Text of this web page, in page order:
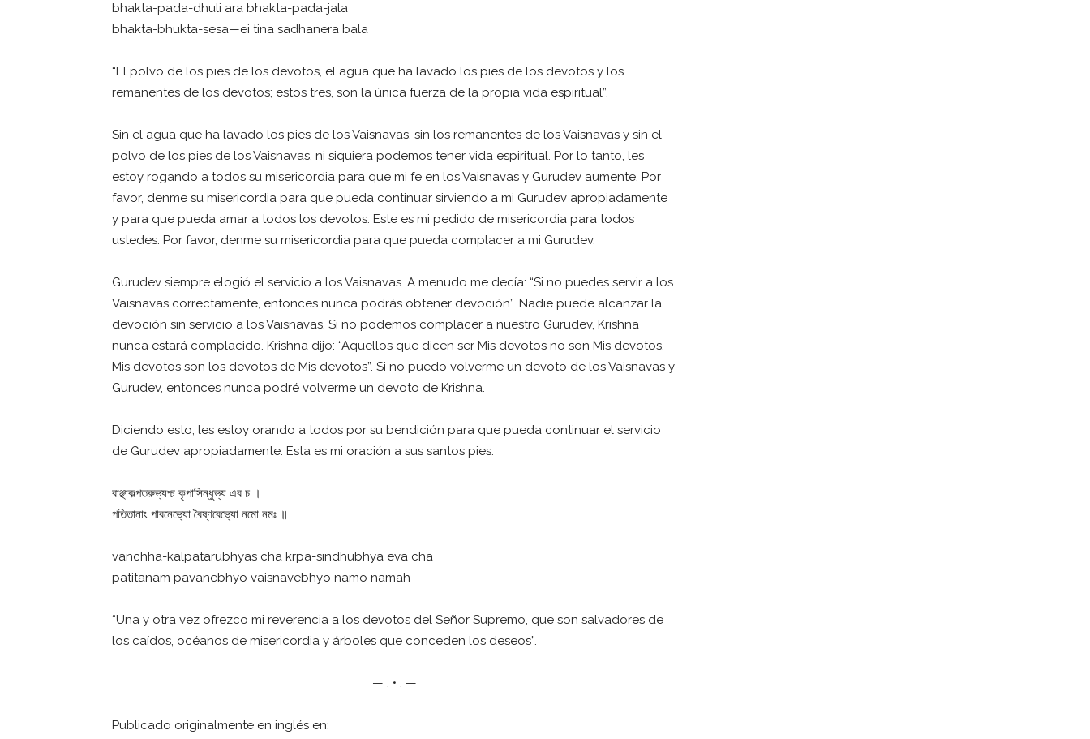
bhakta-pada-dhuli ara bhakta-pada-jala
bhakta-bhukta-sesa—ei tina sadhanera bala
“El polvo de los pies de los devotos, el agua que ha lavado los pies de los devotos y los
remanentes de los devotos; estos tres, son la única fuerza de la propia vida espiritual”.
Sin el agua que ha lavado los pies de los Vaisnavas, sin los remanentes de los Vaisnavas y sin el
polvo de los pies de los Vaisnavas, ni siquiera podemos tener vida espiritual. Por lo tanto, les
estoy rogando a todos su misericordia para que mi fe en los Vaisnavas y Gurudev aumente. Por
favor, denme su misericordia para que pueda continuar sirviendo a mi Gurudev apropiadamente
y para que pueda amar a todos los devotos. Este es mi pedido de misericordia para todos
ustedes. Por favor, denme su misericordia para que pueda complacer a mi Gurudev.
Gurudev siempre elogió el servicio a los Vaisnavas. A menudo me decía: “Si no puedes servir a los
Vaisnavas correctamente, entonces nunca podrás obtener devoción”. Nadie puede alcanzar la
devoción sin servicio a los Vaisnavas. Si no podemos complacer a nuestro Gurudev, Krishna
nunca estará complacido. Krishna dijo: “Aquellos que dicen ser Mis devotos no son Mis devotos.
Mis devotos son los devotos de Mis devotos”. Si no puedo volverme un devoto de los Vaisnavas y
Gurudev, entonces nunca podré volverme un devoto de Krishna.
Diciendo esto, les estoy orando a todos por su bendición para que pueda continuar el servicio
de Gurudev apropiadamente. Esta es mi oración a sus santos pies.
বাঞ্ছাকল্পতরুভ্যশ্চ কৃপাসিন্ধুভ্য এব চ ।
পতিতানাং পাবনেভ্যো বৈষ্ণবেভ্যো নমো নমঃ ॥
vanchha-kalpatarubhyas cha krpa-sindhubhya eva cha
patitanam pavanebhyo vaisnavebhyo namo namah
“Una y otra vez ofrezco mi reverencia a los devotos del Señor Supremo, que son salvadores de
los caídos, océanos de misericordia y árboles que conceden los deseos”.
— : • : —
Publicado originalmente en inglés en: